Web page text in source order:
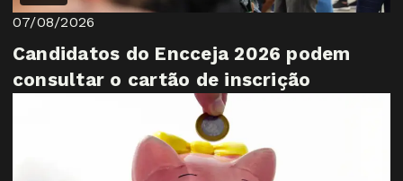
07/08/2026
Candidatos do Encceja 2026 podem
consultar o cartão de inscrição